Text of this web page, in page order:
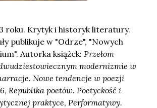
roku. Krytyk i historyk literatury.
publikuje w "Odrze", "Nowych
Autorka książek: Przełom
modernizmie w
Nowe tendencje w poezji
, Republika poetów. Poetyckość i
praktyce, Performatywy.